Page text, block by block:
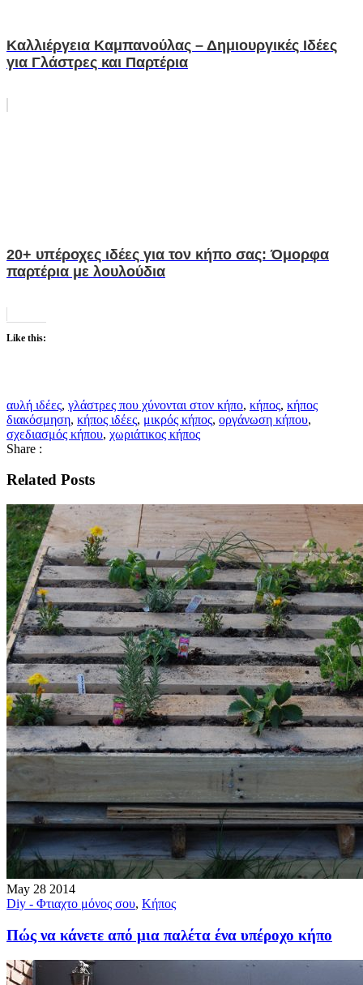
Καλλιέργεια Καμπανούλας – Δημιουργικές Ιδέες
για Γλάστρες και Παρτέρια
20+ υπέροχες ιδέες για τον κήπο σας: Όμορφα
παρτέρια με λουλούδια
Like this:
αυλή ιδέες, γλάστρες που χύνονται στον κήπο, κήπος, κήπος
διακόσμηση, κήπος ιδέες, μικρός κήπος, οργάνωση κήπου,
σχεδιασμός κήπου, χωριάτικος κήπος
Share :
Related Posts
May 28 2014
Diy - Φτιαχτο μόνος σου, Κήπος
Πώς να κάνετε από μια παλέτα ένα υπέροχο κήπο